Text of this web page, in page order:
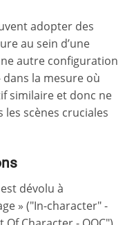
adopter des
au sein d’une
autre configuration
dans la mesure où
similaire et donc ne
scènes cruciales
dévolu à
» ("In-character" -